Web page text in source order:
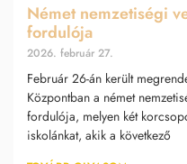
Német nemzetiségi
fordulója
2026. február 27.
Február 26-án került
Központban a német
fordulója, melyen két
iskolánkat, akik a következő